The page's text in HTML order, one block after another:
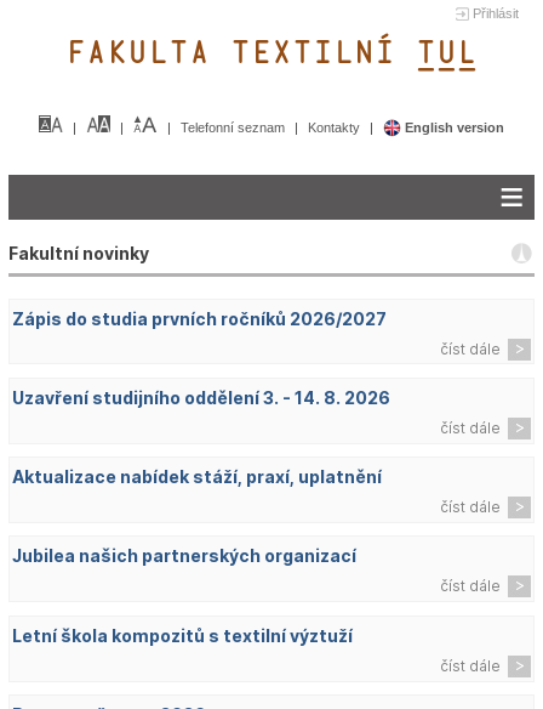
Přihlásit
FAKULTA TEXTILNÍ TUL&
Telefonní seznam Kontakty English version
Fakultní novinky
Zápis do studia prvních ročníků 2026/2027
číst dále
Uzavření studijního oddělení 3. - 14. 8. 2026
číst dále
Aktualizace nabídek stáží, praxí, uplatnění
číst dále
Jubilea našich partnerských organizací
číst dále
Letní škola kompozitů s textilní výztuží
číst dále